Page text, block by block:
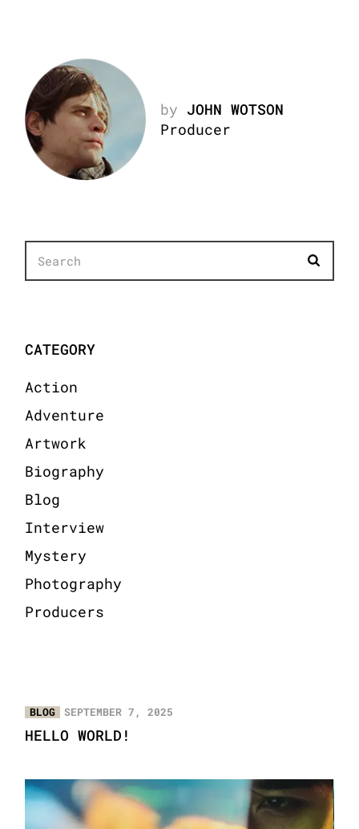
by JOHN WOTSON
Producer
CATEGORY
Action
Adventure
Artwork
Biography
Blog
Interview
Mystery
Photography
Producers
BLOG SEPTEMBER 7, 2025
HELLO WORLD!